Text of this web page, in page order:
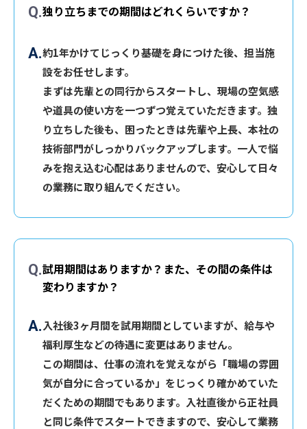
独り立ちまでの期間はどれくらいですか？
約1年かけてじっくり基礎を身につけた後、担当施
設をお任せします。
まずは先輩との同行からスタートし、現場の空気感
や道具の使い方を一つずつ覚えていただきます。独
り立ちした後も、困ったときは先輩や上長、本社の
技術部門がしっかりバックアップします。一人で悩
みを抱え込む心配はありませんので、安心して日々
の業務に取り組んでください。
試用期間はありますか？また、その間の条件は
変わりますか？
入社後3ヶ月間を試用期間としていますが、給与や
福利厚生などの待遇に変更はありません。
この期間は、仕事の流れを覚えながら「職場の雰囲
気が自分に合っているか」をじっくり確かめていた
だくための期間でもあります。入社直後から正社員
と同じ条件でスタートできますので、安心して業務